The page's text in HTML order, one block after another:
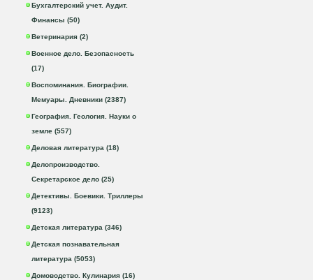
Бухгалтерский учет. Аудит.
Финансы (50)
Ветеринария (2)
Военное дело. Безопасность
(17)
Воспоминания. Биографии.
Мемуары. Дневники (2387)
География. Геология. Науки о
земле (557)
Деловая литература (18)
Делопроизводство.
Секретарское дело (25)
Детективы. Боевики. Триллеры
(9123)
Детская литература (346)
Детская познавательная
литература (5053)
Домоводство. Кулинария (16)